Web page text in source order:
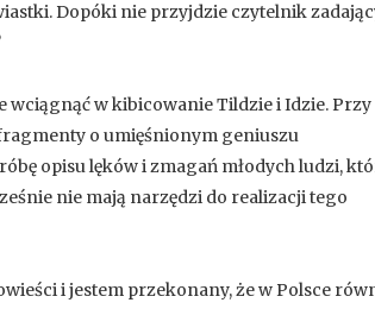
Dopóki nie przyjdzie czytelnik
wciągnąć w kibicowanie Tildzie i Idzie. Przy
o umięśnionym geniuszu
opisu lęków i zmagań młodych ludzi,
nie mają narzędzi do realizacji tego
i jestem przekonany, że w Polsce